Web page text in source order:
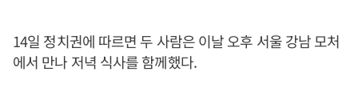
14일 정치권에 따르면 두 사람은 이날 오후 서울 강남 모처
에서 만나 저녁 식사를 함께했다.